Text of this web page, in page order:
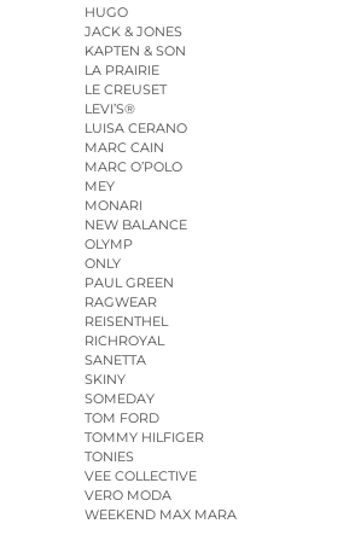
HUGO
JACK & JONES
KAPTEN & SON
LA PRAIRIE
LE CREUSET
LEVI’S®
LUISA CERANO
MARC CAIN
MARC O’POLO
MEY
MONARI
NEW BALANCE
OLYMP
ONLY
PAUL GREEN
RAGWEAR
REISENTHEL
RICHROYAL
SANETTA
SKINY
SOMEDAY
TOM FORD
TOMMY HILFIGER
TONIES
VEE COLLECTIVE
VERO MODA
WEEKEND MAX MARA